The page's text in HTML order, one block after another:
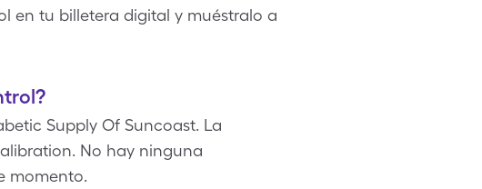
en tu billetera digital y muéstralo a
Supply Of Suncoast. La
No hay ninguna
momento.